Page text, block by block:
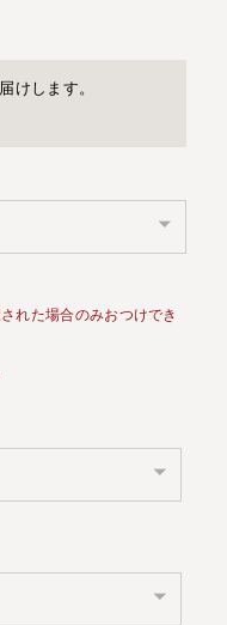
けします。
れた場合のみおつけでき